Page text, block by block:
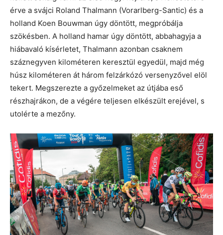
érve a svájci Roland Thalmann (Vorarlberg-Santic) és a
holland Koen Bouwman úgy döntött, megpróbálja
szökésben. A holland hamar úgy döntött, abbahagyja a
hiábavaló kísérletet, Thalmann azonban csaknem
száznegyven kilométeren keresztül egyedül, majd még
húsz kilométeren át három felzárkózó versenyzővel elöl
tekert. Megszerezte a győzelmeket az útjába eső
részhajrákon, de a végére teljesen elkészült erejével, s
utolérte a mezőny.